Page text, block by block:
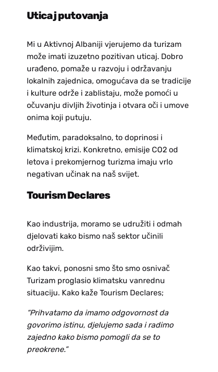
Uticaj putovanja
Mi u Aktivnoj Albaniji vjerujemo da turizam
može imati izuzetno pozitivan uticaj. Dobro
urađeno, pomaže u razvoju i održavanju
lokalnih zajednica, omogućava da se tradicije
i kulture održe i zablistaju, može pomoći u
očuvanju divljih životinja i otvara oči i umove
onima koji putuju.
Međutim, paradoksalno, to doprinosi i
klimatskoj krizi. Konkretno, emisije CO2 od
letova i prekomjernog turizma imaju vrlo
negativan učinak na naš svijet.
Tourism Declares
Kao industrija, moramo se udružiti i odmah
djelovati kako bismo naš sektor učinili
održivijim.
Kao takvi, ponosni smo što smo osnivač
Turizam proglasio klimatsku vanrednu
situaciju. Kako kaže Tourism Declares;
“Prihvatamo da imamo odgovornost da
govorimo istinu, djelujemo sada i radimo
zajedno kako bismo pomogli da se to
preokrene.”